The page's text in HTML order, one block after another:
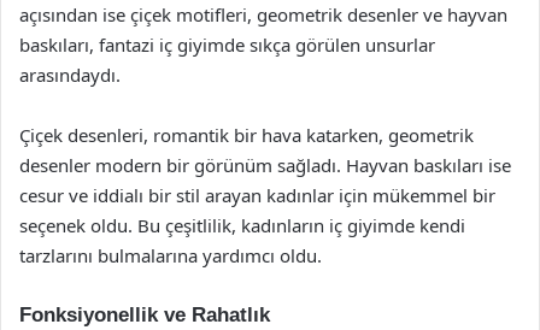
açısından ise çiçek motifleri, geometrik desenler ve hayvan
baskıları, fantazi iç giyimde sıkça görülen unsurlar
arasındaydı.
Çiçek desenleri, romantik bir hava katarken, geometrik
desenler modern bir görünüm sağladı. Hayvan baskıları ise
cesur ve iddialı bir stil arayan kadınlar için mükemmel bir
seçenek oldu. Bu çeşitlilik, kadınların iç giyimde kendi
tarzlarını bulmalarına yardımcı oldu.
Fonksiyonellik ve Rahatlık